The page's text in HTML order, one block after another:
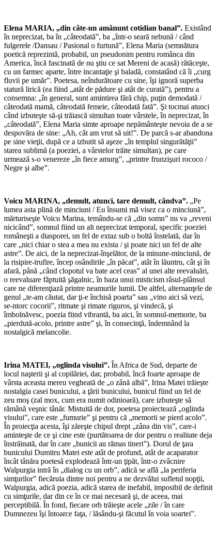
Elena MARIA, „din câte-un amănunt cotidian banal”. Existând
în neprecizat, ba în „câteodată”, ba „într-o seară nebună / când
fulgerele /Dansau / Pasional o furtună”, Elena Maria (semnătura
poetică reprezintă, probabil, un pseudonim pentru românca din
America, încă fascinată de nu ştiu ce sat Mereni de acasă) rătăceşte,
cu un farmec aparte, între incantaţie şi baladă, constatând că îi „curg
fluvii pe umăr”. Poetesa, neîndurătoare cu sine, îşi ignoră superba
statură lirică (ea fiind „atât de pădure şi atât de curată”), pentru a
consemna: „în general, sunt amintirea fără chip, puţin demodată /
câteodată mamă, câteodată femeie, câteodată fată”. Şi tocmai atunci
când izbuteşte să-şi trăiască simultan toate vârstele, în neprecizat, în
„câteodată”, Elena Maria simte aproape nepământeşte nevoia de a se
despovăra de sine: „Ah, cât am vrut să uit!”. De parcă s-ar abandona
pe sine vieţii, după ce a izbutit să aşeze „în templul singurătăţii”
starea sublimă (a poeziei, a vârstelor trăite simultan), pe care
urmează s-o venereze „în fiece amurg”, „printre frunzişuri rococo /
Negre şi albe”.
Voicu MARINA, „demult, atunci, tare demult, cândva”. „Pe
lumea asta plină de minciuni / Eu însumi mă visez ca o minciună”,
mărturiseşte Voicu Marina, temându-se că „din somn” nu va „reveni
nicicând”, somnul fiind un alt neprecizat temporal, specific poeziei
româneşti a diasporei, un fel de extaz sub o boltă înstelată, dar în
care „nici chiar o stea a mea nu exista / şi poate nici un fel de alte
astre”. De aici, de la neprecizat-înşelător, de la minune-minciună, de
la risipire-trufire, încep osândirile „în păcat”, atât în lăuntru, cât şi în
afară, până „când clopotul va bate acel ceas” al unei alte reevaluări,
o reevaluare făptuită şăgalnic, în baza unui misticism râsul-plânsul
care ne diferenţiază printre neamurile lumii. De altfel, alternanţele de
genul „te-am căutat, dar ţi-e închisă poarta” sau „vino aici să vezi,
se-ntorc cocorii”, ritmate şi rimate riguros, şi vindecă, şi
îmbolnăvesc, poezia fiind vibrantă, ba aici, în somnul-memorie, ba
„pierdută-acolo, printre astre” şi, în consecinţă, îndemnând la
nostalgică melancolie.
Irina MATEI, „oglinda visului”. În Africa de Sud, departe de
locul naşterii şi al copilăriei, dar, probabil, încă foarte aproape de
vârsta aceasta mereu vegheată de „o zână albă”, Irina Matei trăieşte
nostalgia casei bunicului, a ţării bunicului, bunicul fiind un fel de
zeu moş (zal mox, cum era numit odinioară), care izbuteşte să
rămână veşnic tânăr. Mistuită de dor, poetesa proiectează „oglinda
visului”, care este „fumurie” şi pentru că „memorii se pierd acolo”.
În proiecţia acesta, îşi zăreşte chipul drept „zâna din vis”, care-i
aminteşte de ce şi cine este (purtătoarea de dor pentru o realitate deja
înstrăinată, dar în care „bunicii au rămas tineri”). Dorul de ţara
bunicului Dumitru Matei este atât de profund, atât de acaparator
încât tânăra poetesă explodează într-un ţipăt, într-o zvâcnire
Walpurgia intră în „dialog cu un orb”, adică se află „la periferia
simţurilor” fiecăruia dintre noi pentru a ne dezvălui sufletul nopţii,
Walpurgia, adică poezia, adică starea de inefabil, imposibil de definit
cu simţurile, dar din ce în ce mai necesară şi, de aceea, mai
perceptibilă. În fond, fiecare orb trăieşte acele „zile / în care
Dumnezeu îşi întoarce faţa, / lăsându-şi făcutul în voia soartei”.